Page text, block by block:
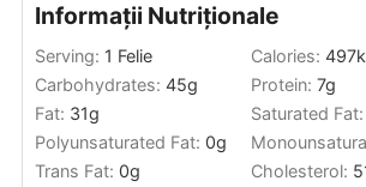
Informații Nutriționale
Serving: 1 Felie Calories: 497
Carbohydrates: 45g Protein: 7g
Fat: 31g Saturated Fat:
Polyunsaturated Fat: 0g
Trans Fat: 0g Cholesterol: